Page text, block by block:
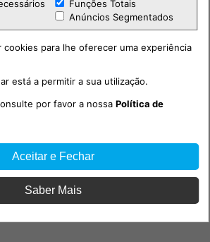
Funções Totais
Anúncios Segmentados
cookies para lhe oferecer uma experiência
está a permitir a sua utilização.
por favor a nossaPolítica de
Aceitar e Fechar
Saber Mais